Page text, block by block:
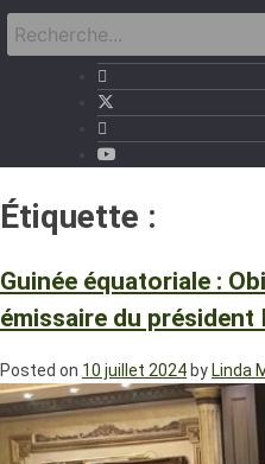
Étiquette :
Guinée équatoriale :
émissaire du président
Posted on 10 juillet 2024 by Linda